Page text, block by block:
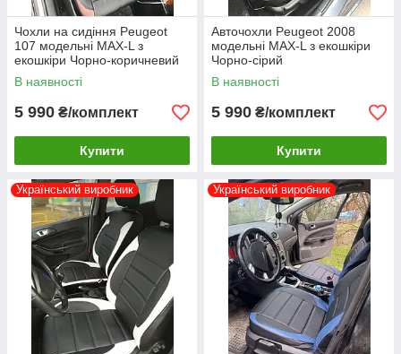
Чохли на сидіння Peugeot
107 модельні MAX-L з
екошкіри Чорно-коричневий
В наявності
5 990 ₴/комплект
Купити
Авточохли Peugeot 2008
модельні MAX-L з екошкіри
Чорно-сірий
В наявності
5 990 ₴/комплект
Купити
Український виробник Український виробник